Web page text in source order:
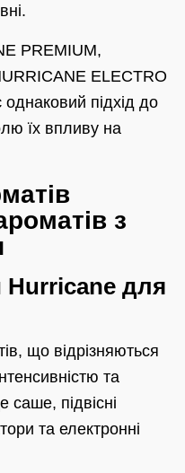
PREMIUM,
ELECTRO
підхід до
їх впливу на
з
для
що відрізняються
та
саше, підвісні
та електронні